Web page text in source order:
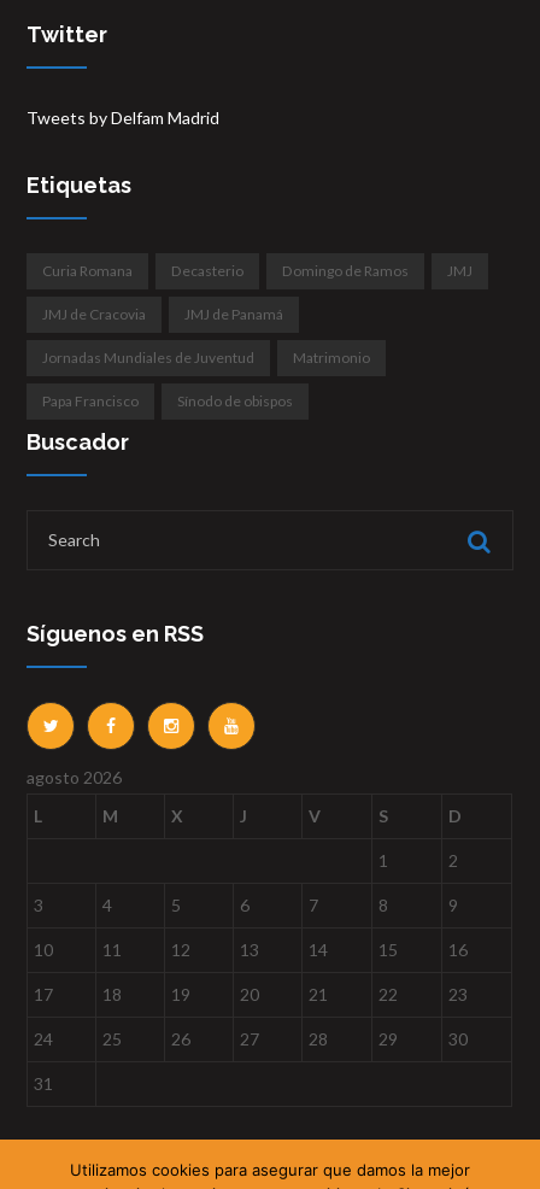
Twitter
Tweets by Delfam Madrid
Etiquetas
Curia Romana Decasterio Domingo de Ramos JMJ
JMJ de Cracovia JMJ de Panamá
Jornadas Mundiales de Juventud Matrimonio
Papa Francisco Sínodo de obispos
Buscador
Síguenos en RSS
agosto 2026
L
M X J V S D
1 2
3 4 5 6 7 8 9
10 11 12 13 14 15 16
17 18 19 20 21 22 23
24 25 26 27 28 29 30
31
Utilizamos cookies para asegurar que damos la mejor